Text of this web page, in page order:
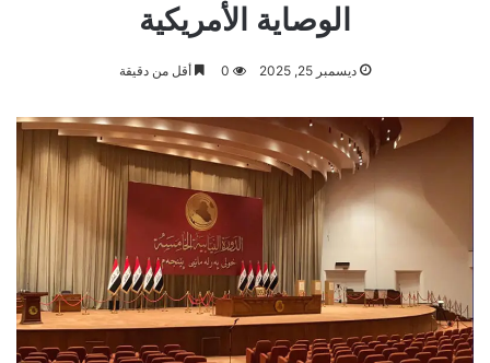
الوصاية الأمريكية
ديسمبر 25, 2025 0 أقل من دقيقة